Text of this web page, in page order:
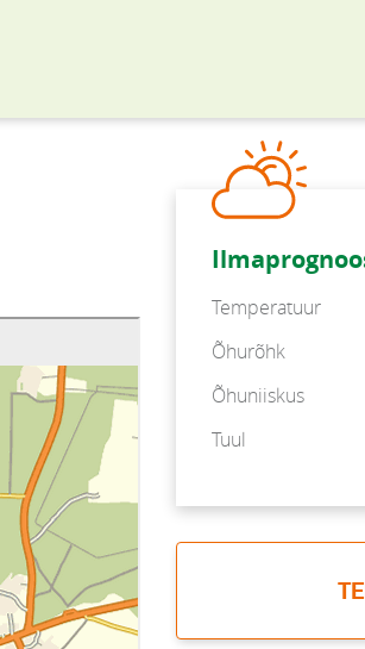
Temperatuur
Õhurõhk
Õhuniiskus
Tuul